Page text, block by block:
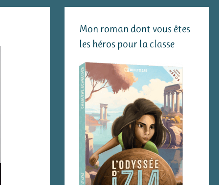
Mon roman dont vous êtes
les héros pour la classe